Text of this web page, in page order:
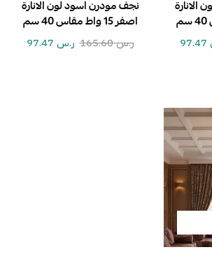
نجف مودرن اسود لون الانارة
اصفر 15 واط مقاس 40 سم
ر.س165.60 ر.س